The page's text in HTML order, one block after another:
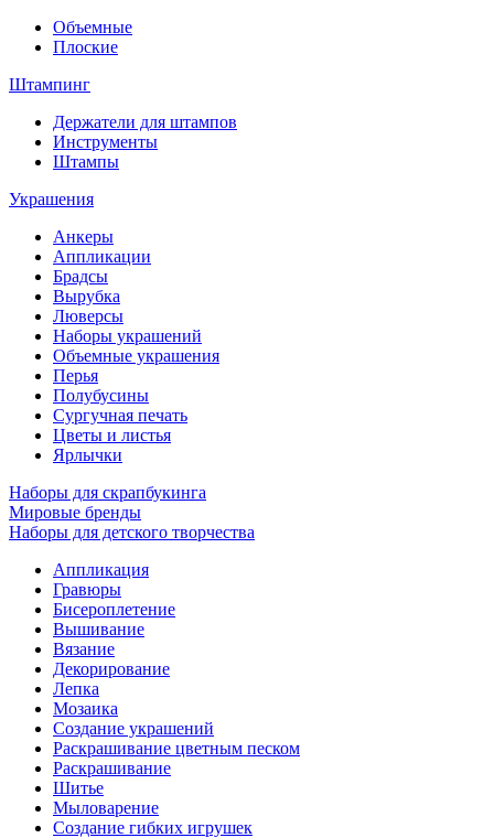
Объемные
Плоские
Штампинг
Держатели для штампов
Инструменты
Штампы
Украшения
Анкеры
Аппликации
Брадсы
Вырубка
Люверсы
Наборы украшений
Объемные украшения
Перья
Полубусины
Сургучная печать
Цветы и листья
Ярлычки
Наборы для скрапбукинга
Мировые бренды
Наборы для детского творчества
Аппликация
Гравюры
Бисероплетение
Вышивание
Вязание
Декорирование
Лепка
Мозаика
Создание украшений
Раскрашивание цветным песком
Раскрашивание
Шитье
Мыловарение
Создание гибких игрушек